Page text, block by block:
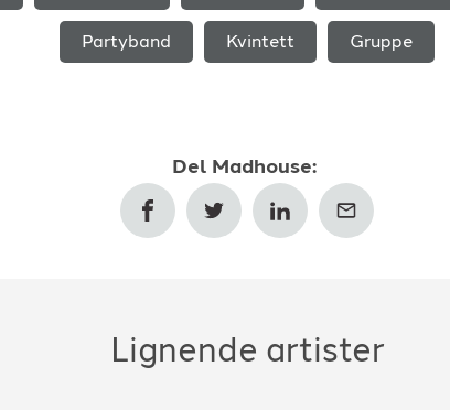
Partyband Kvintett Gruppe
Del Madhouse:
Lignende artister